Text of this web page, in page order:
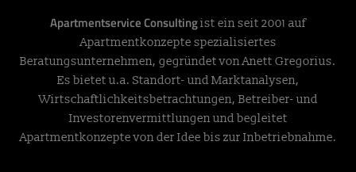
Apartmentservice Consultingist ein seit 2001 auf
Apartmentkonzepte spezialisiertes
Beratungsunternehmen, gegründet von Anett Gregorius.
Es bietet u.a. Standort- und Marktanalysen,
Wirtschaftlichkeitsbetrachtungen, Betreiber- und
Investorenvermittlungen und begleitet
Apartmentkonzepte von der Idee bis zur Inbetriebnahme.